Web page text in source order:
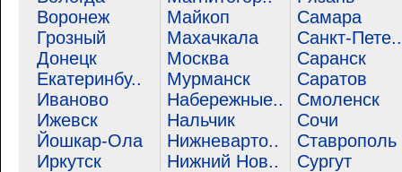
Воронеж
Грозный
Донецк
Екатеринбу..
Иваново
Ижевск
Йошкар-Ола
Иркутск
Майкоп
Махачкала
Москва
Мурманск
Набережные..
Нальчик
Нижневарто..
Нижний Нов..
Самара
Санкт-Пете..
Саранск
Саратов
Смоленск
Сочи
Ставрополь
Сургут